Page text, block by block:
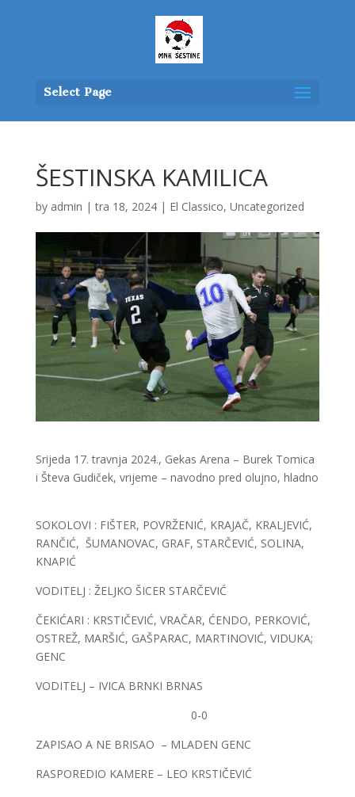
Select Page
ŠESTINSKA KAMILICA
by admin |tra 18, 2024| El Classico, Uncategorized
Srijeda 17. travnja 2024., Gekas Arena – Burek Tomica
i Števa Gudiček, vrijeme – navodno pred olujno, hladno
SOKOLOVI : FIŠTER, POVRŽENIĆ, KRAJAČ, KRALJEVIĆ,
RANČIĆ, ŠUMANOVAC, GRAF, STARČEVIĆ, SOLINA,
KNAPIĆ
VODITELJ : ŽELJKO ŠICER STARČEVIĆ
ČEKIĆARI : KRSTIČEVIĆ, VRAČAR, ĆENDO, PERKOVIĆ,
OSTREŽ, MARŠIĆ, GAŠPARAC, MARTINOVIĆ, VIDUKA;
GENC
VODITELJ – IVICA BRNKI BRNAS
0-0
ZAPISAO A NE BRISAO – MLADEN GENC
RASPOREDIO KAMERE – LEO KRSTIČEVIĆ